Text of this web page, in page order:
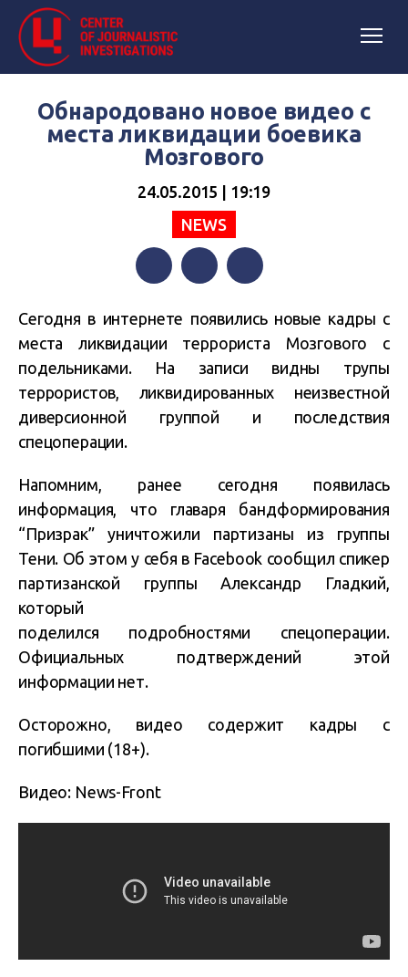
Обнародовано новое видео с
места ликвидации боевика
Мозгового
24.05.2015 | 19:19
NEWS
Сегодня в интернете появились новые кадры с
места ликвидации террориста Мозгового с
подельниками. На записи видны трупы
террористов, ликвидированных неизвестной
диверсионной группой и последствия
спецоперации.
Напомним, ранее сегодня появилась
информация, что главаря бандформирования
“Призрак” уничтожили партизаны из группы
Тени. Об этом у себя в Facebook сообщил спикер
партизанской группы Александр Гладкий,
который
поделился подробностями спецоперации.
Официальных подтверждений этой
информации нет.
Осторожно, видео содержит кадры с
погибшими (18+).
Видео: News-Front